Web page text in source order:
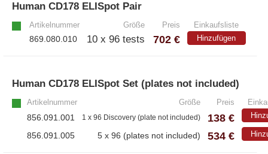
PeptiGrowth
Diaclone
Human CD178 ELISpot Pair
Artikelnummer Größe Preis Einkaufsliste
869.080.010 10 x 96 tests 702 € Hinzufügen
Human CD178 ELISpot Set (plates not included)
Artikelnummer Größe Preis
856.091.001 1 x 96 Discovery (plate not included) 138 €
856.091.005 5 x 96 (plates not included) 534 €